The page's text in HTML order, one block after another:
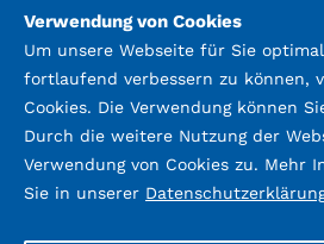
Datenschutz
Kontakt
Verwendung von Cookies
Um unsere Webseite für Sie
fortlaufend verbessern zu können,
Cookies. Die Verwendung können
Durch die weitere Nutzung der
Verwendung von Cookies zu. Mehr
Sie in unserer